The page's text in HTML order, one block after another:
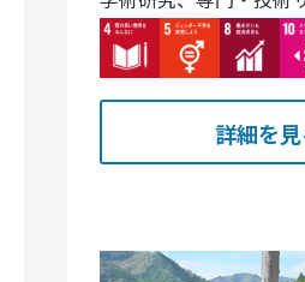
Image Image Image
詳細を